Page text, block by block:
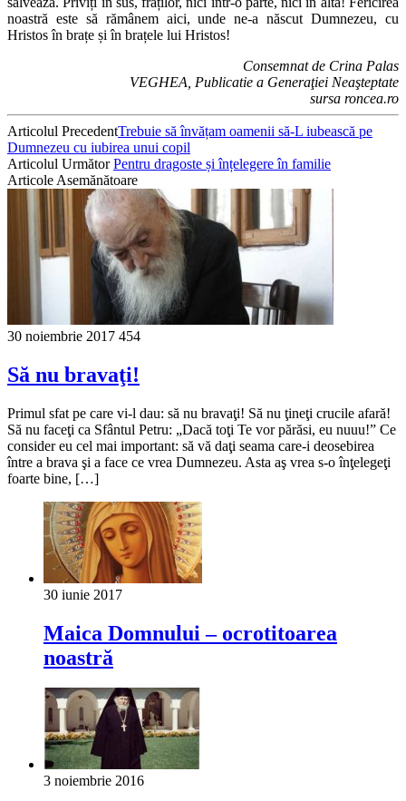
noastră este să rămânem aici, unde ne-a născut Dumnezeu, cu
Hristos în brațe și în brațele lui Hristos!
Consemnat de Crina Palas
VEGHEA, Publicatie a Generaţiei Neaşteptate
sursa roncea.ro
Articolul PrecedentTrebuie să învățam oamenii să-L iubească pe
Dumnezeu cu iubirea unui copil
Articolul UrmătorPentru dragoste și înțelegere în familie
Articole Asemănătoare
30 noiembrie 2017 454
Să nu bravaţi!
Primul sfat pe care vi-l dau: să nu bravaţi! Să nu ţineţi crucile afară!
Să nu faceţi ca Sfântul Petru: „Dacă toţi Te vor părăsi, eu nuuu!” Ce
consider eu cel mai important: să vă daţi seama care-i deosebirea
între a brava şi a face ce vrea Dumnezeu. Asta aş vrea s-o înţelegeţi
foarte bine, […]
30 iunie 2017
Maica Domnului – ocrotitoarea
noastră
3 noiembrie 2016